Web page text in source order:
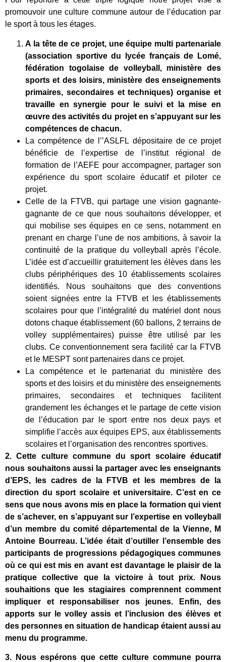
promouvoir une culture commune autour de l’éducation par
le sport à tous les étages.
A la tête de ce projet, une équipe multi partenariale
(association sportive du lycée français de Lomé,
fédération togolaise de volleyball, ministère des
sports et des loisirs, ministère des enseignements
primaires, secondaires et techniques) organise et
travaille en synergie pour le suivi et la mise en
œuvre des activités du projet en s’appuyant sur les
compétences de chacun.
La compétence de l’’ASLFL dépositaire de ce projet
bénéficie de l’expertise de l’institut régional de
formation de l’AEFE pour accompagner, partager son
expérience du sport scolaire éducatif et piloter ce
projet.
Celle de la FTVB, qui partage une vision gagnante-
gagnante de ce que nous souhaitons développer, et
qui mobilise ses équipes en ce sens, notamment en
prenant en charge l’une de nos ambitions, à savoir la
continuité de la pratique du volleyball après l’école.
L’idée est d’accueillir gratuitement les élèves dans les
clubs périphériques des 10 établissements scolaires
identifiés. Nous souhaitons que des conventions
soient signées entre la FTVB et les établissements
scolaires pour que l’intégralité du matériel dont nous
dotons chaque établissement (60 ballons, 2 terrains de
volley supplémentaires) puisse être utilisé par les
clubs. Ce conventionnement sera facilité car la FTVB
et le MESPT sont partenaires dans ce projet.
La compétence et le partenariat du ministère des
sports et des loisirs et du ministère des enseignements
primaires, secondaires et techniques facilitent
grandement les échanges et le partage de cette vision
de l’éducation par le sport entre nos deux pays et
simplifie l’accès aux équipes EPS, aux établissements
scolaires et l’organisation des rencontres sportives.
2. Cette culture commune du sport scolaire éducatif
nous souhaitons aussi la partager avec les enseignants
d’EPS, les cadres de la FTVB et les membres de la
direction du sport scolaire et universitaire. C’est en ce
sens que nous avons mis en place la formation qui vient
de s’achever, en s’appuyant sur l’expertise en volleyball
d’un membre du comité départemental de la Vienne, M
Antoine Bourreau. L’idée était d’outiller l’ensemble des
participants de progressions pédagogiques communes
où ce qui est mis en avant est davantage le plaisir de la
pratique collective que la victoire à tout prix. Nous
souhaitions que les stagiaires comprennent comment
impliquer et responsabiliser nos jeunes. Enfin, des
apports sur le volley assis et l’inclusion des élèves et
des personnes en situation de handicap étaient aussi au
menu du programme.
3. Nous espérons que cette culture commune pourra